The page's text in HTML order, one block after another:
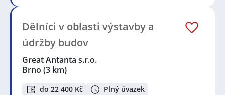
Dělníci v oblasti výstavby a
údržby budov
Great Antanta s.r.o.
Brno (3 km)
do 22 400 Kč
Plný úvazek